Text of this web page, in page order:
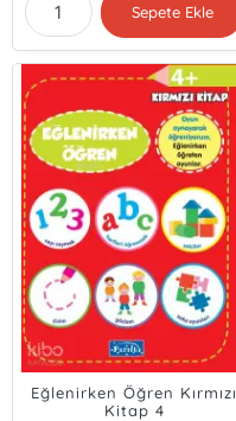
Sepete Ekle
Eğlenirken Öğren Kırmızı
Kitap 4